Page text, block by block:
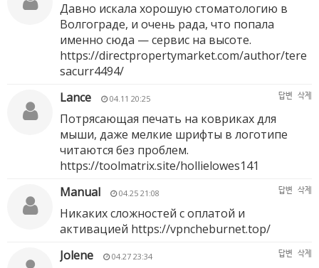
Давно искала хорошую стоматологию в
Волгограде, и очень рада, что попала
именно сюда — сервис на высоте.
https://directpropertymarket.com/author/tere
sacurr4494/
Lance
04.11 20:25 답변 삭제
Потрясающая печать на ковриках для
мыши, даже мелкие шрифты в логотипе
читаются без проблем.
https://toolmatrix.site/hollielowes141
Manual
04.25 21:08 답변 삭제
Никаких сложностей с оплатой и
активацией https://vpncheburnet.top/
Jolene
04.27 23:34 답변 삭제